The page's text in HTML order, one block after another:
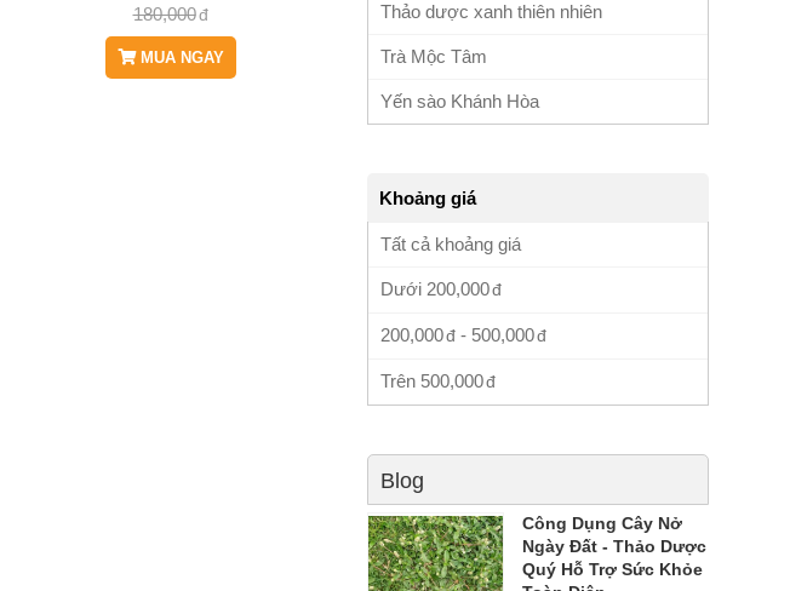
180,000
MUA NGAY
Thảo dược xanh thiên nhiên
Trà Mộc Tâm
Yến sào Khánh Hòa
Khoảng giá
Tất cả khoảng giá
Dưới 200,000
200,000 - 500,000
Trên 500,000
Blog
Công Dụng Cây Nở
Ngày Đất - Thảo Dược
Quý Hỗ Trợ Sức Khỏe